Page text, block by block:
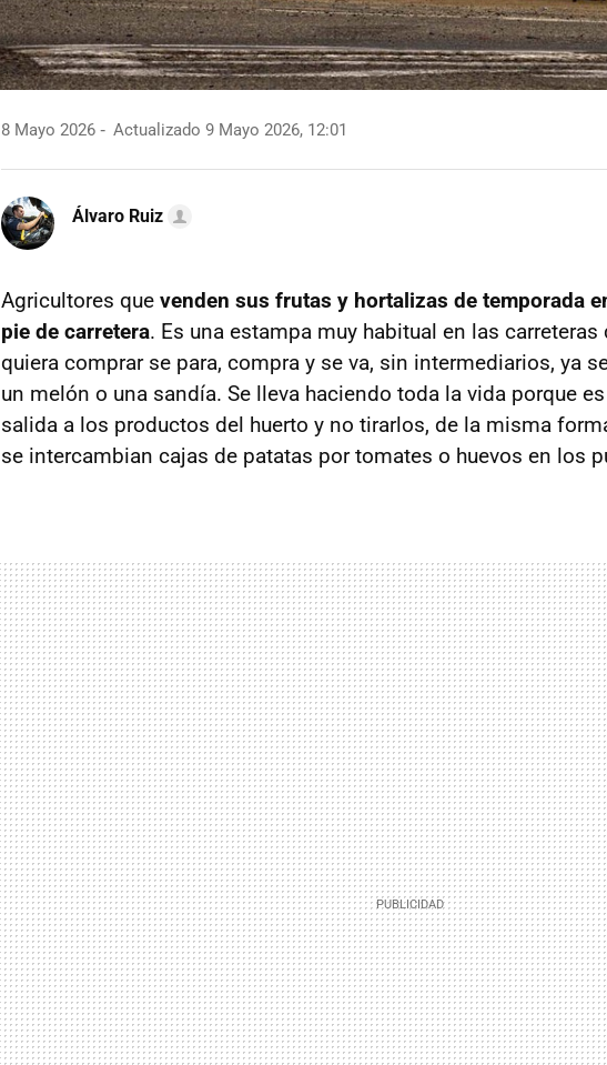
8 Mayo 2026 Actualizado 9 Mayo 2026, 12:01
Álvaro Ruiz
Agricultores que venden sus frutas y hortalizas de temporada
pie de carretera. Es una estampa muy habitual en las
quiera comprar se para, compra y se va, sin intermediarios, ya
un melón o una sandía. Se lleva haciendo toda la vida porque
salida a los productos del huerto y no tirarlos, de la misma
se intercambian cajas de patatas por tomates o huevos en los